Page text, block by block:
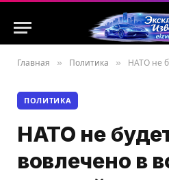
Главная » Политика » НАТО не будет
ПОЛИТИКА
НАТО не
вовлечено в